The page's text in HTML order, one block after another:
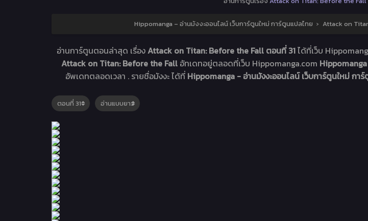
Hippomanga – อ่านมังงะออนไลน์ เว็บการ์ตูนใหม่ การ์ตูนแปลไทย › Attack on
อ่านการ์ตูนตอนล่าสุด เรื่องAttack on Titan: Before the Fall ตอนที่ 31ได้ที่เว็บ
Attack on Titan: Before the Fall อัทเดทอยู่ตลอดที่เว็บ Hippomanga.com
อัพเดทตลอดเวลา . รายชื่อมังงะ ได้ที่ Hippomanga - อ่านมังงะออนไลน์ เว็บการ์ตูนใหม่ กา